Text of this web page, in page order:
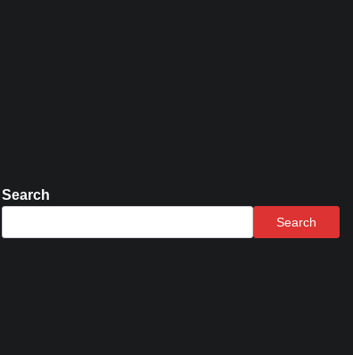
Search
Search